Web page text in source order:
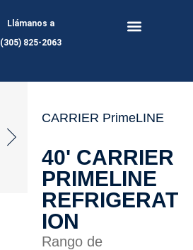
Llámanos a
(305) 825-2063
CARRIER PrimeLINE
40' CARRIER
PRIMELINE
REFRIGERAT
ION
Rango de